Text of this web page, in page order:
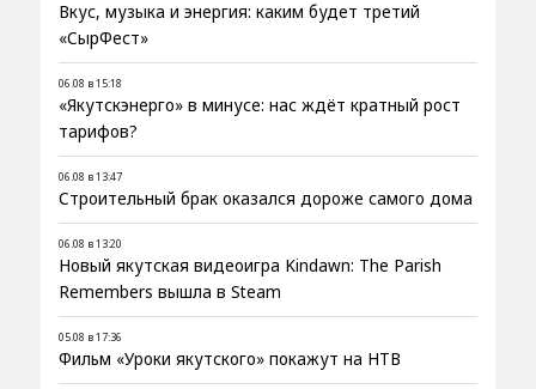
Вкус, музыка и энергия: каким будет третий
«СырФест»
06.08 в 15:18
«Якутскэнерго» в минусе: нас ждёт кратный рост
тарифов?
06.08 в 13:47
Строительный брак оказался дороже самого дома
06.08 в 13:20
Новый якутская видеоигра Kindawn: The Parish
Remembers вышла в Steam
05.08 в 17:36
Фильм «Уроки якутского» покажут на НТВ